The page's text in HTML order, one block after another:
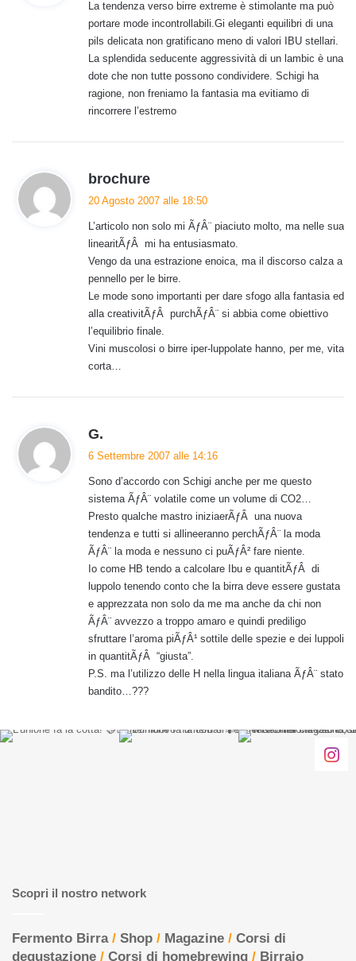
e
t
t
o
:
La tendenza verso birre extreme è stimolante ma può
portare mode incontrollabili.Gi eleganti equilibri di una
pils delicata non gratificano meno di valori IBU stellari.
La splendida seducente aggressività di un lambic è una
dote che non tutte possono condividere. Schigi ha
ragione, non freniamo la fantasia ma evitiamo di
rincorrere l’estremo
brochure
a
e
t
t
o
:
20 Agosto 2007 alle 18:50
L’articolo non solo mi ÃƒÂ¨ piaciuto molto, ma nelle sua
linearitÃƒÂ mi ha entusiasmato.
Vengo da una estrazione enoica, ma il discorso calza a
pennello per le birre.
Le mode sono importanti per dare sfogo alla fantasia ed
alla creativitÃƒÂ purchÃƒÂ¨ si abbia come obiettivo
l’equilibrio finale.
Vini muscolosi o birre iper-luppolate hanno, per me, vita
corta…
G.
e
t
t
o
6 Settembre 2007 alle 14:16
Sono d’accordo con Schigi anche per me questo
sistema ÃƒÂ¨ volatile come un volume di CO2…
Presto qualche mastro iniziaerÃƒÂ una nuova
tendenza e tutti si allineeranno perchÃƒÂ¨ la moda
ÃƒÂ¨ la moda e nessuno ci puÃƒÂ² fare niente.
Io come HB tendo a calcolare Ibu e quantitÃƒÂ di
luppolo tenendo conto che la birra deve essere gustata
e apprezzata non solo da me ma anche da chi non
ÃƒÂ¨ avvezzo a troppo amaro e quindi prediligo
sfruttare l’aroma piÃƒÂ¹ sottile delle spezie e dei luppoli
in quantitÃƒÂ “giusta”.
P.S. ma l’utilizzo delle H nella lingua italiana ÃƒÂ¨ stato
bandito…???
Scopri il nostro network
Fermento Birra/ Shop / Magazine / Corsi di
degustazione / Corsi di homebrewing / Birraio